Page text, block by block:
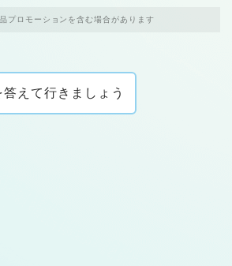
プロモーションを含む場合があります
答えて行きましょう